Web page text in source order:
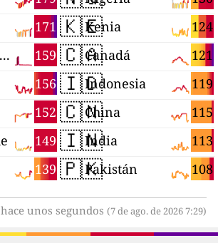
171
159
Estados Unidos
156
152
149
139
🇰🇪 124
Kenia
🇨🇦 121
Canadá
🇮🇩 119
Indonesia
🇨🇳 115
China
🇮🇳 113
India
🇵🇰 108
Pakistán
unos segundos (7 de ago. de 2026 7:29)